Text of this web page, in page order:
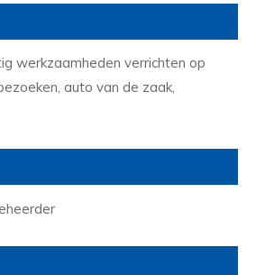
werkzaamheden verrichten op
auto van de zaak,